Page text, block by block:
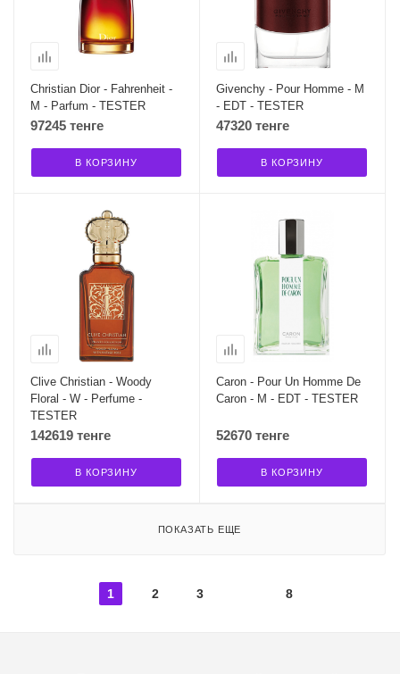
Christian Dior - Fahrenheit -
M - Parfum - TESTER
97245 тенге
В КОРЗИНУ
Givenchy - Pour Homme - M
- EDT - TESTER
47320 тенге
В КОРЗИНУ
Clive Christian - Woody
Floral - W - Perfume -
TESTER
142619 тенге
В КОРЗИНУ
Caron - Pour Un Homme De
Caron - M - EDT - TESTER
52670 тенге
В КОРЗИНУ
ПОКАЗАТЬ ЕЩЕ
1 2 3 8